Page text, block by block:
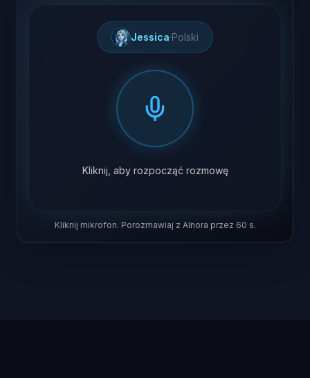
Jessica·Polski
Kliknij, aby rozpocząć rozmowę
Kliknij mikrofon. Porozmawiaj z AInora przez 60 s.